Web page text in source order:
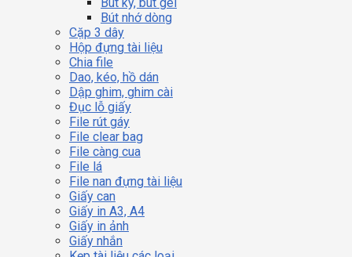
Bút nhớ dòng
Cặp 3 dây
Hộp đựng tài liệu
Chia file
Dao, kéo, hồ dán
Dập ghim, ghim cài
Đục lỗ giấy
File rút gáy
File clear bag
File càng cua
File lá
File nan đựng tài liệu
Giấy can
Giấy in A3, A4
Giấy in ảnh
Giấy nhắn